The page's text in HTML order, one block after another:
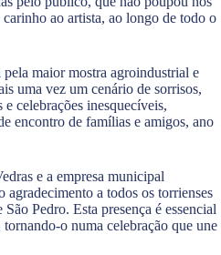
carinho ao artista, ao longo de todo o
maior mostra agroindustrial e
uma vez um cenário de sorrisos,
celebrações inesquecíveis,
encontro de famílias e amigos, ano
e a empresa municipal
agradecimento a todos os torrienses
Pedro. Esta presença é essencial
o numa celebração que une